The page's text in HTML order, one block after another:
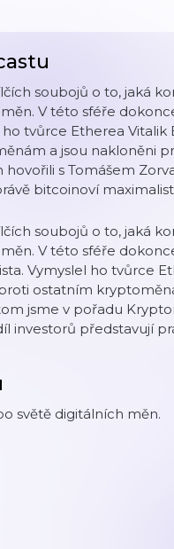
soubojů o to, jaká
V této sféře
ho tvůrce Etherea
a jsou nakloněni
s Tomášem
bitcoinoví
soubojů o to, jaká
V této sféře
Vymyslel ho tvůrce
ostatním
jsme v pořadu
investorů představují
světě digitálních měn.